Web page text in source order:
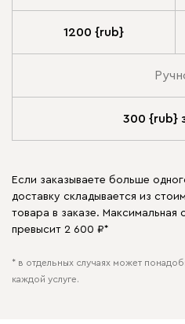
1200 {rub}
300 {rub}
Если заказываете больше
доставку складывается из
товара в заказе. Максимальная
превысит 2 600 ₽*
* в отдельных случаях может
каждой услуге.